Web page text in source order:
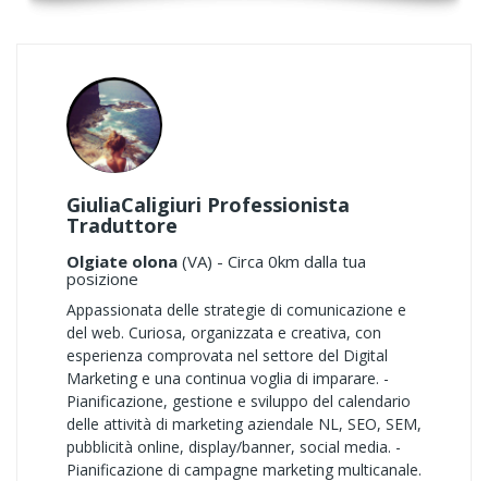
GiuliaCaligiuri Professionista
Traduttore
Olgiate olona (VA) - Circa 0km dalla tua
posizione
Appassionata delle strategie di comunicazione e
del web. Curiosa, organizzata e creativa, con
esperienza comprovata nel settore del Digital
Marketing e una continua voglia di imparare. -
Pianificazione, gestione e sviluppo del calendario
delle attività di marketing aziendale NL, SEO, SEM,
pubblicità online, display/banner, social media. -
Pianificazione di campagne marketing multicanale.